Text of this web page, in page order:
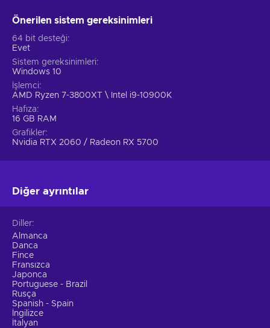
Önerilen sistem gereksinimleri
64 bit desteği
Evet
Sistem gereksinimleri
Windows 10
İşlemci
AMD Ryzen 7-3800XT \ Intel i9-10900K
Hafıza
16 GB RAM
Grafikler
Nvidia RTX 2060 / Radeon RX 5700
Diğer ayrıntılar
Diller
Almanca
Danca
Fince
Fransızca
Japonca
Portuguese - Brazil
Rusça
Spanish - Spain
İngilizce
İtalyan